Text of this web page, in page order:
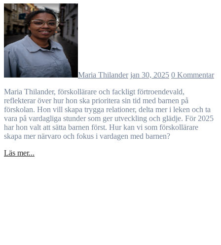
Maria Thilander jan 30, 2025 0 Kommentar
Maria Thilander, förskollärare och fackligt förtroendevald,
reflekterar över hur hon ska prioritera sin tid med barnen på
förskolan. Hon vill skapa trygga relationer, delta mer i leken och ta
vara på vardagliga stunder som ger utveckling och glädje. För 2025
har hon valt att sätta barnen först. Hur kan vi som förskollärare
skapa mer närvaro och fokus i vardagen med barnen?
Läs mer...